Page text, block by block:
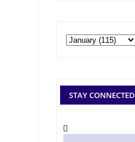
STAY CONNECTED